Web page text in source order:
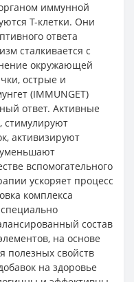
иммунной
Т-клетки. Они
ответа
сталкивается с
окружающей
острые и
(IMMUNGET)
ответ. Активные
стимулируют
активизируют
вспомогательного
ускоряет процесс
комплекса
состав
на основе
полезных свойств
на здоровье